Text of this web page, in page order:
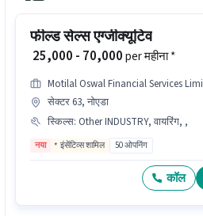
फील्ड सेल्स एग्जीक्यूटिव
₹ 25,000 - 70,000per महीना *
Motilal Oswal Financial Services
सेक्टर 63, नोएडा
स्किल्स: Other INDUSTRY, वायरिंग, ,
नया इंसेंटिव्स शामिल 50 ओपनिंग
कॉल